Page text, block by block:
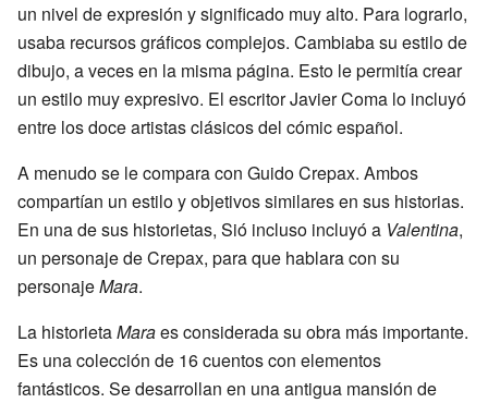
un nivel de expresión y significado muy alto. Para lograrlo,
usaba recursos gráficos complejos. Cambiaba su estilo de
dibujo, a veces en la misma página. Esto le permitía crear
un estilo muy expresivo. El escritor Javier Coma lo incluyó
entre los doce artistas clásicos del cómic español.
A menudo se le compara con Guido Crepax. Ambos
compartían un estilo y objetivos similares en sus historias.
En una de sus historietas, Sió incluso incluyó a Valentina,
un personaje de Crepax, para que hablara con su
personajeMara.
La historietaMaraes considerada su obra más importante.
Es una colección de 16 cuentos con elementos
fantásticos. Se desarrollan en una antigua mansión de